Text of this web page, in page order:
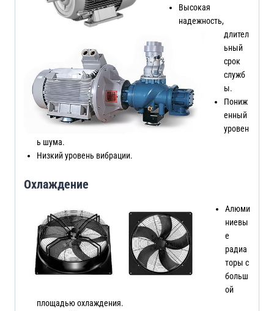
Высокая
надежность,
длител
ьный
срок
служб
ы.
Пониж
енный
уровен
ь шума.
Низкий уровень вибрации.
Охлаждение
Алюми
ниевы
е
радиа
торы с
больш
ой
площадью охлаждения.